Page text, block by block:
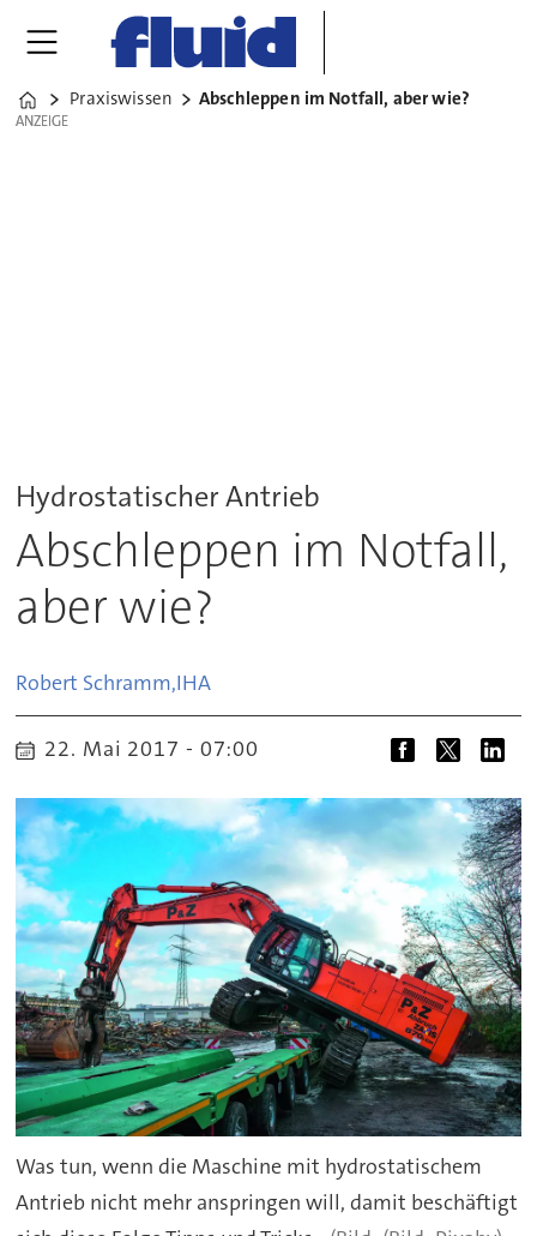
Home
Praxiswissen Abschleppen im Notfall, aber wie?
ANZEIGE
ANZEIGE
Hydrostatischer Antrieb
Abschleppen im Notfall,
aber wie?
Robert Schramm,IHA
22. Mai 2017 - 07:00
Was tun, wenn die Maschine mit hydrostatischem
Antrieb nicht mehr anspringen will, damit beschäftigt